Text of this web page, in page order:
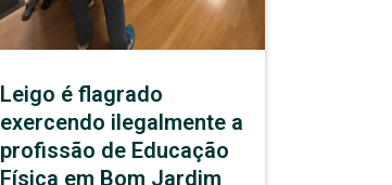
Leigo é flagrado
exercendo ilegalmente a
profissão de Educação
Física em Bom Jardim